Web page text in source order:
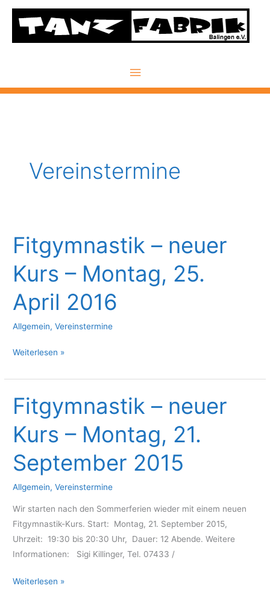
Zum
Inhalt
springen
Hauptmenü
Vereinstermine
Fitgymnastik – neuer
Kurs – Montag, 25.
April 2016
Allgemein,Vereinstermine
Fitgymnastik
neuer
Kurs
–
Montag,
25.
April
2016
Weiterlesen »
Fitgymnastik – neuer
Kurs – Montag, 21.
September 2015
Allgemein,Vereinstermine
Wir starten nach den Sommerferien wieder mit einem neuen
Fitgymnastik-Kurs. Start: Montag, 21. September 2015,
Uhrzeit: 19:30 bis 20:30 Uhr, Dauer: 12 Abende. Weitere
Informationen: Sigi Killinger, Tel. 07433 /
Fitgymnastik
Weiterlesen »